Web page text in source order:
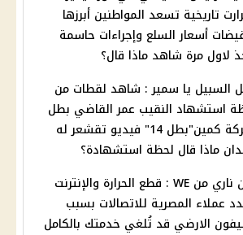
تاريخية تسعد المواطنين أبرزها
أسعار السلع وإجراءات حاسمة
لاول مرة شاهد ماذا قال؟
السبيل يا سمير : شاهد لقطات من
استشهاد النقيب عمر القاضي بطل
معركة كمين"بطل 14" فيديو تقشعر له
ماذا قال لحظة استشهادة؟
بيان ناري من WE : قطع الحرارة والإنترنت
عملاء المصرية للاتصالات بسبب
الارضي قد تُلغي خدمتك بالكامل